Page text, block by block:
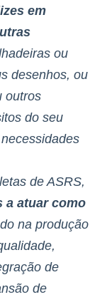
em
ou
desenhos, ou
outros
do seu
de ASRS,
a atuar como
na produção
de
de